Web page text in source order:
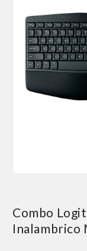
en
ventana
Combo